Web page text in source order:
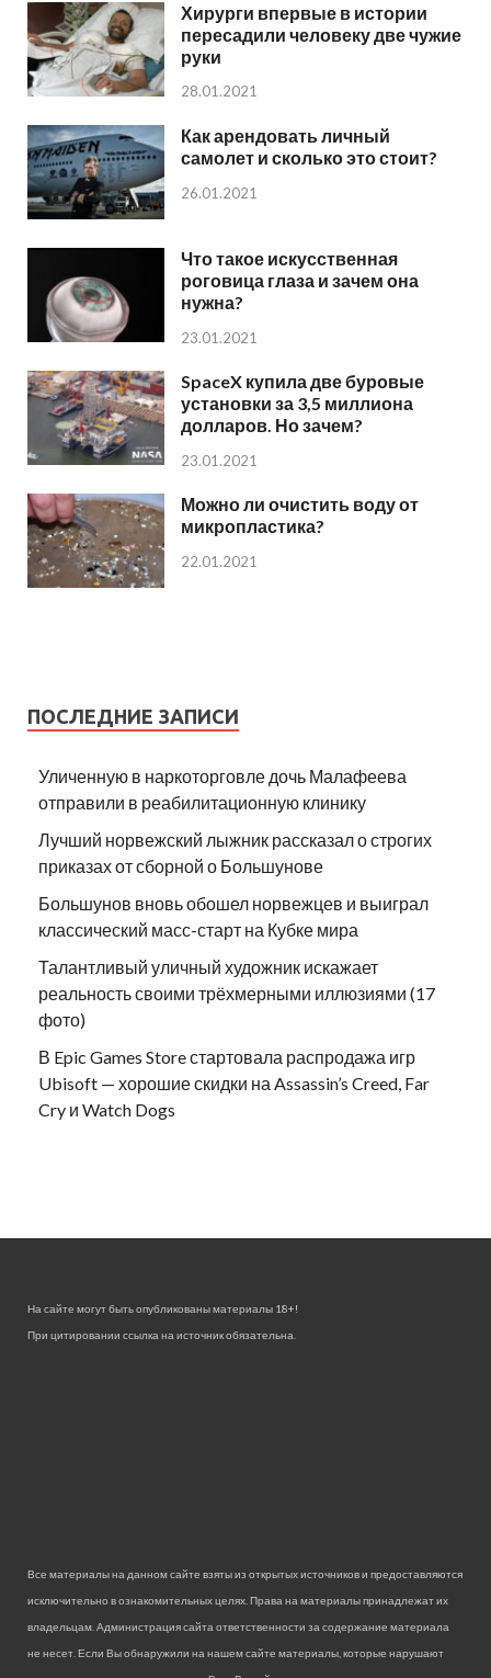
Хирурги впервые в истории
пересадили человеку две чужие
руки
28.01.2021
Как арендовать личный
самолет и сколько это стоит?
26.01.2021
Что такое искусственная
роговица глаза и зачем она
нужна?
23.01.2021
SpaceX купила две буровые
установки за 3,5 миллиона
долларов. Но зачем?
23.01.2021
Можно ли очистить воду от
микропластика?
22.01.2021
ПОСЛЕДНИЕ ЗАПИСИ
Уличенную в наркоторговле дочь Малафеева
отправили в реабилитационную клинику
Лучший норвежский лыжник рассказал о строгих
приказах от сборной о Большунове
Большунов вновь обошел норвежцев и выиграл
классический масс-старт на Кубке мира
Талантливый уличный художник искажает
реальность своими трёхмерными иллюзиями (17
фото)
В Epic Games Store стартовала распродажа игр
Ubisoft — хорошие скидки на Assassin’s Creed, Far
Cry и Watch Dogs
На сайте могут быть опубликованы материалы 18+!
При цитировании ссылка на источник обязательна.
Все материалы на данном сайте взяты из открытых источников и предоставляются
исключительно в ознакомительных целях. Права на материалы принадлежат их
владельцам. Администрация сайта ответственности за содержание материала
не несет. Если Вы обнаружили на нашем сайте материалы, которые нарушают